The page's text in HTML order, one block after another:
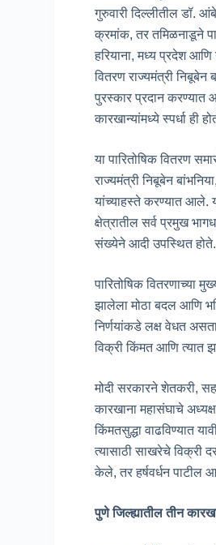
गुरुवारी दिल्लीतील डॉ.
क्रमांक, तर तमिळनाडूने
हरियाना, मध्य प्रदेश
वितरण राज्यमंत्री निबूबेन
पुरस्कार प्रदान करण्यात
कारखान्यांमध्ये स्पर्धा ही
या पारितोषिक वितरण
राज्यमंत्री निबूबेन
यांच्याहस्ते करण्यात आले.
क्षेत्रातील सर्व प्रमुख
संख्येने आदी उपस्थित होते.
पारितोषिक वितरणाच्या
झालेला मोठा बदल आणि
निर्णयांकडे लक्ष वेधत
विक्री किंमत आणि त्यात
मोदी सरकारने शेतकरी,
कारखाना महासंघाचे
किंमतसुद्धा वाढविण्यात
त्यासाठी साखरेचे विक्री
केले, तर हर्षवर्धन पाटील
पुणे जिल्ह्यातील तीन